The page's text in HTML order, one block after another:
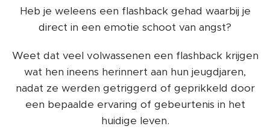
Heb je weleens een flashback gehad waarbij je
direct in een emotie schoot van angst?
Weet dat veel volwassenen een flashback krijgen
wat hen ineens herinnert aan hun jeugdjaren,
nadat ze werden getriggerd of geprikkeld door
een bepaalde ervaring of gebeurtenis in het
huidige leven.